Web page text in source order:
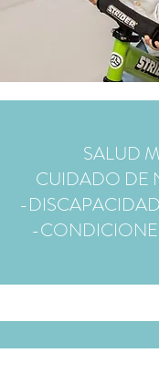
SALUD
CUIDADO DE
-
-